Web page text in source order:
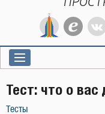
Тест: что о
Тесты